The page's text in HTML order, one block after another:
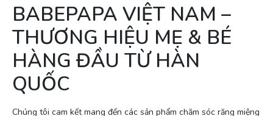
BABEPAPA VIỆT NAM –
THƯƠNG HIỆU MẸ & BÉ
HÀNG ĐẦU TỪ HÀN
QUỐC
Chúng tôi cam kết mang đến các sản phẩm chăm sóc răng miệng